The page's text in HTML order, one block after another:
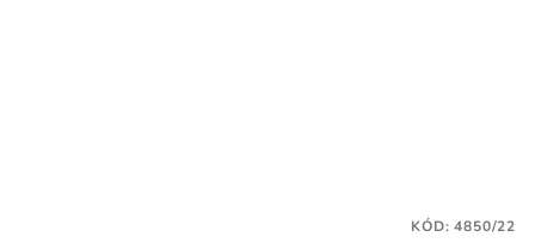
KÓD:4850/22